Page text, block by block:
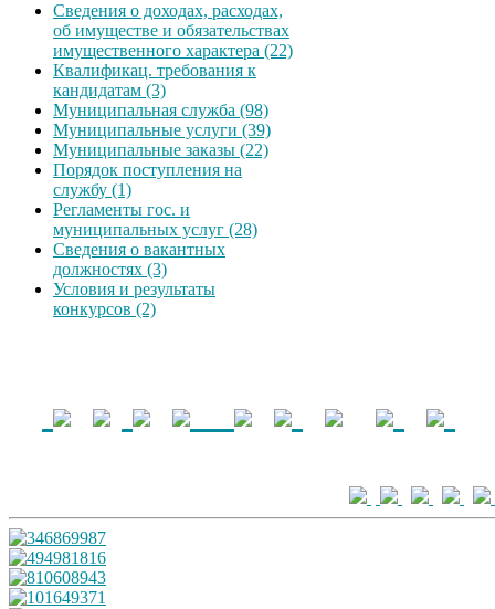
Сведения о доходах, расходах,
об имуществе и обязательствах
имущественного характера (22)
Квалификац. требования к
кандидатам (3)
Муниципальная служба (98)
Муниципальные услуги (39)
Муниципальные заказы (22)
Порядок поступления на
службу (1)
Регламенты гос. и
муниципальных услуг (28)
Сведения о вакантных
должностях (3)
Условия и результаты
конкурсов (2)